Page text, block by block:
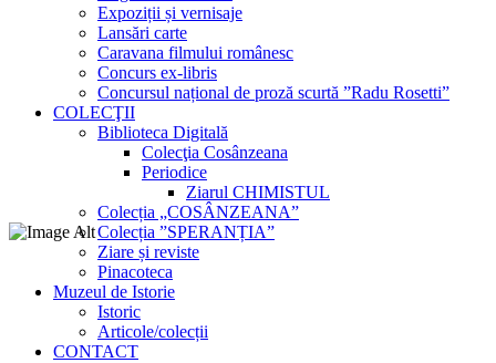
Expoziții și vernisaje
Lansări carte
Caravana filmului românesc
Concurs ex-libris
Concursul național de proză scurtă ”Radu Rosetti”
COLECŢII
Biblioteca Digitală
Colecţia Cosânzeana
Periodice
Ziarul CHIMISTUL
Colecția „COSÂNZEANA”
Colecția ”SPERANȚIA”
Ziare și reviste
Pinacoteca
Muzeul de Istorie
Istoric
Articole/colecții
CONTACT